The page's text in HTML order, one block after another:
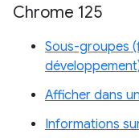
Chrome 125
Sous-groupes
Afficher dans
Informations